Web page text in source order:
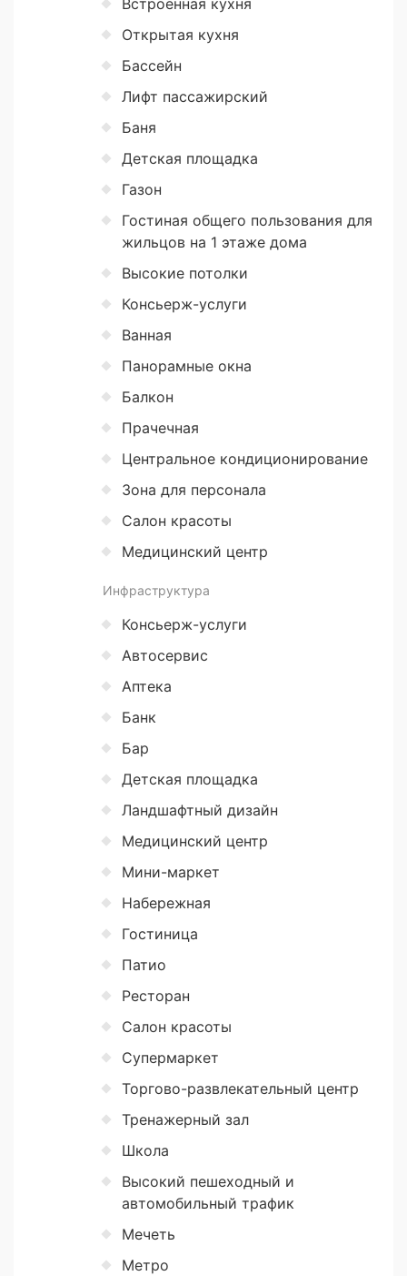
Открытая кухня
Бассейн
Лифт пассажирский
Баня
Детская площадка
Газон
Гостиная общего пользования для
жильцов на 1 этаже дома
Высокие потолки
Консьерж-услуги
Ванная
Панорамные окна
Балкон
Прачечная
Центральное кондиционирование
Зона для персонала
Салон красоты
Медицинский центр
Инфраструктура
Консьерж-услуги
Автосервис
Аптека
Банк
Бар
Детская площадка
Ландшафтный дизайн
Медицинский центр
Мини-маркет
Набережная
Гостиница
Патио
Ресторан
Салон красоты
Супермаркет
Торгово-развлекательный центр
Тренажерный зал
Школа
Высокий пешеходный и
автомобильный трафик
Мечеть
Метро